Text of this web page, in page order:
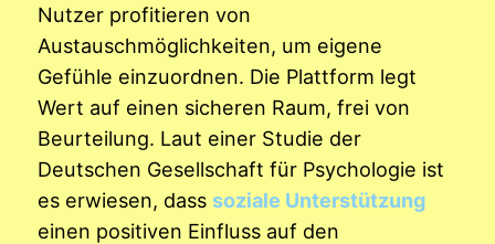
Nutzer profitieren von
Austauschmöglichkeiten, um eigene
Gefühle einzuordnen. Die Plattform legt
Wert auf einen sicheren Raum, frei von
Beurteilung. Laut einer Studie der
Deutschen Gesellschaft für Psychologie ist
es erwiesen, dass soziale Unterstützung
einen positiven Einfluss auf den